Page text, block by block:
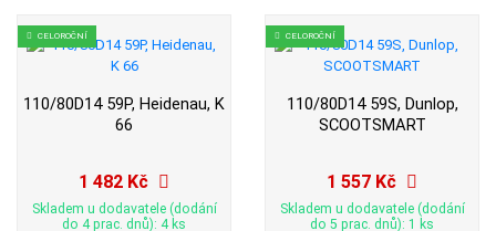
CELOROČNÍ
110/80D14 59P, Heidenau, K
66
1 482 Kč
Skladem u dodavatele (dodání
do 4 prac. dnů): 4 ks
CELOROČNÍ
110/80D14 59S, Dunlop,
SCOOTSMART
1 557 Kč
Skladem u dodavatele (dodání
do 5 prac. dnů): 1 ks